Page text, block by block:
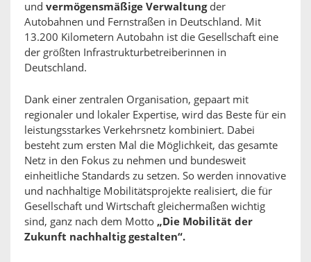
und vermögensmäßige Verwaltungder
Autobahnen und Fernstraßen in Deutschland. Mit
13.200 Kilometern Autobahn ist die Gesellschaft eine
der größten Infrastrukturbetreiberinnen in
Deutschland.
Dank einer zentralen Organisation, gepaart mit
regionaler und lokaler Expertise, wird das Beste für ein
leistungsstarkes Verkehrsnetz kombiniert. Dabei
besteht zum ersten Mal die Möglichkeit, das gesamte
Netz in den Fokus zu nehmen und bundesweit
einheitliche Standards zu setzen. So werden innovative
und nachhaltige Mobilitätsprojekte realisiert, die für
Gesellschaft und Wirtschaft gleichermaßen wichtig
sind, ganz nach dem Motto „Die Mobilität der
Zukunft nachhaltig gestalten“.